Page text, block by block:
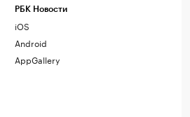
РБК Новости
iOS
Android
AppGallery